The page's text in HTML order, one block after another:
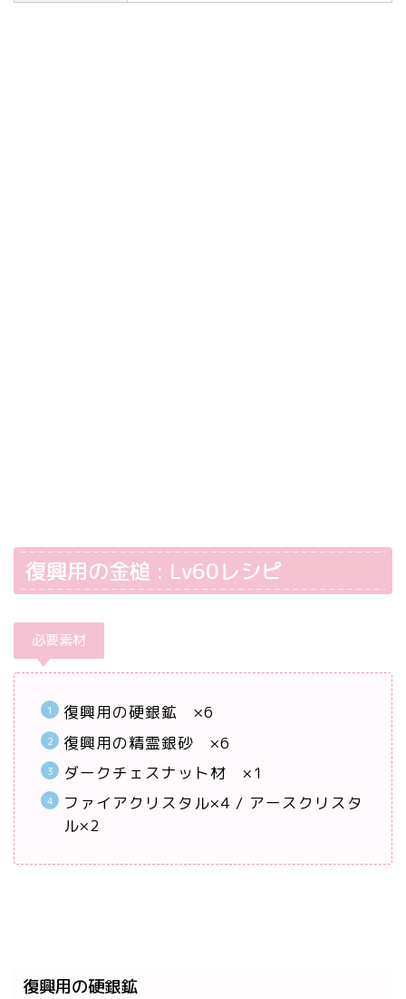
復興用の金槌 : Lv60レシピ
必要素材
復興用の硬銀鉱 ×6
復興用の精霊銀砂 ×6
ダークチェスナット材 ×1
ファイアクリスタル×4 / アースクリスタ
ル×2
復興用の硬銀鉱